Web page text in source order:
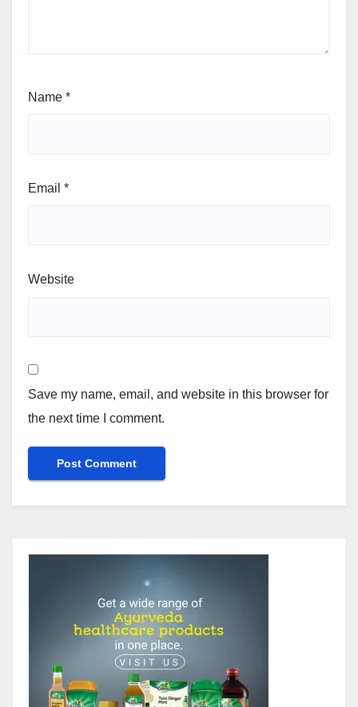
Name *
Email *
Website
Save my name, email, and website in this browser for
the next time I comment.